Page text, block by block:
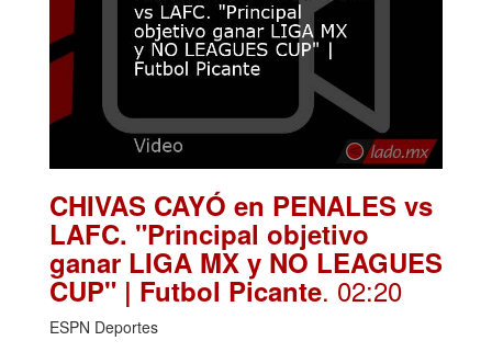
CHIVAS CAYÓ en PENALES vs
LAFC. "Principal objetivo
ganar LIGA MX y NO LEAGUES
CUP" | Futbol Picante. 02:20
ESPN Deportes